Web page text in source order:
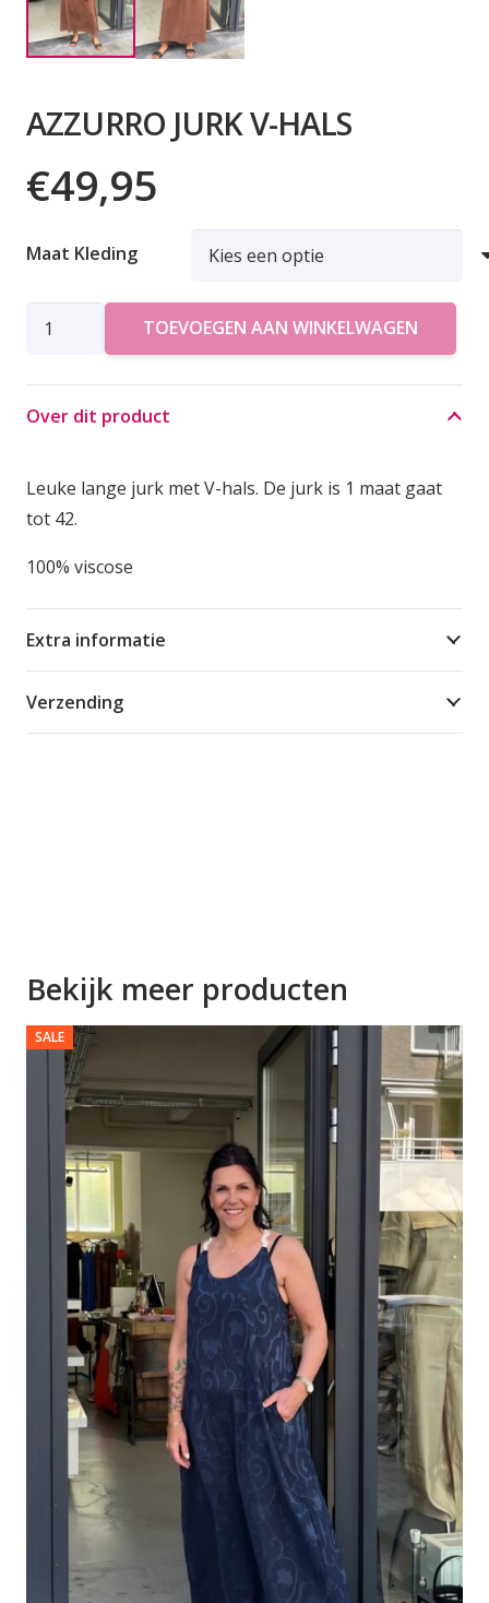
AZZURRO JURK V-HALS
€49,95
Maat Kleding
AZZURRO
HALS
TOEVOEGEN AAN WINKELWAGEN
Over dit product
Leuke lange jurk met V-hals. De jurk is 1 maat gaat
tot 42.
100% viscose
Extra informatie
Verzending
Bekijk meer producten